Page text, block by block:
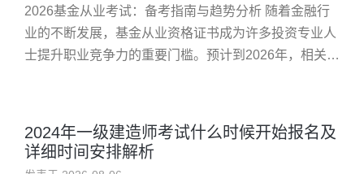
2026基金从业考试：备考指南与趋势分析 随着金融行
业的不断发展，基金从业资格证书成为许多投资专业人
士提升职业竞争力的重要门槛。预计到2026年，相关政
2024年一级建造师考试什么时候开始报名及
详细时间安排解析